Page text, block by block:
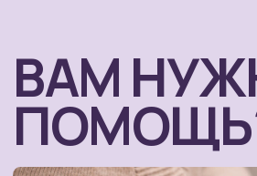
ВСТРЕЧИ
Сеть альцкафе «Незабудка» — ежемесячные
встречи для пожилых с деменцией и их близких
по всей стране: общение, танцы, песни,
мастер-классы и теплая атмосфера